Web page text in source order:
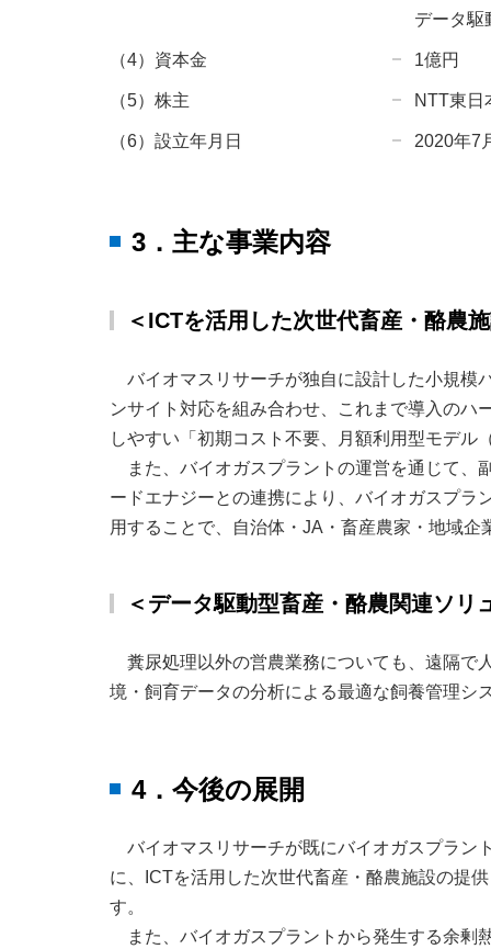
データ駆
（4）資本金 1億円
（5）株主 NTT東日
（6）設立年月日 2020年7
3．主な事業内容
＜ICTを活用した次世代畜産・酪農
バイオマスリサーチが独自に設計した小規模
ンサイト対応を組み合わせ、これまで導入のハ
しやすい「初期コスト不要、月額利用型モデ
また、バイオガスプラントの運営を通じて
ードエナジーとの連携により、バイオガスプラ
用することで、自治体・JA・畜産農家・地域
＜データ駆動型畜産・酪農関連ソリ
糞尿処理以外の営農業務についても、遠隔で
境・飼育データの分析による最適な飼養管理シ
4．今後の展開
バイオマスリサーチが既にバイオガスプラン
に、ICTを活用した次世代畜産・酪農施設の提
す。
また、バイオガスプラントから発生する余